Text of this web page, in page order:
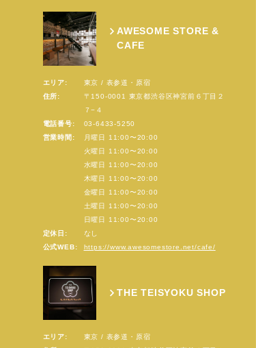
AWESOME STORE &
CAFE
エリア:
東京 / 表参道・原宿
住所:
〒150-0001 東京都渋谷区神宮前６丁目２
７−４
電話番号:
03-6433-5250
営業時間:
月曜日 11:00〜20:00
火曜日 11:00〜20:00
水曜日 11:00〜20:00
木曜日 11:00〜20:00
金曜日 11:00〜20:00
土曜日 11:00〜20:00
日曜日 11:00〜20:00
定休日:
なし
公式WEB:
https://www.awesomestore.net/cafe/
THE TEISYOKU SHOP
エリア:
東京 / 表参道・原宿